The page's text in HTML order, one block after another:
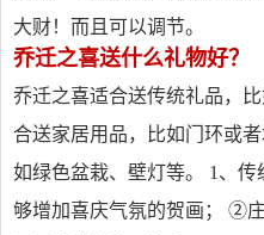
大财！而且可以调节。
乔迁之喜送什么礼物好？
乔迁之喜适合送传统礼品，
合送家居用品，比如门环或
如绿色盆栽、壁灯等。 1、
够增加喜庆气氛的贺画； ②